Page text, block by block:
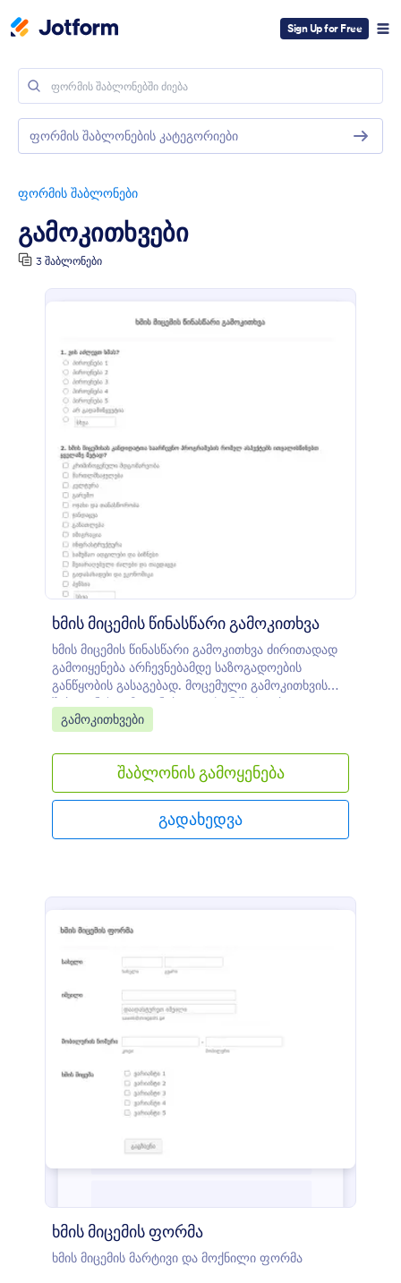
Sign Up for Free
ფორმის შაბლონები
გამოკითხვები
3 შაბლონები
ხმის მიცემის წინასწარი გამოკითხვა
ხმის მიცემის წინასწარი გამოკითხვა ძირითადად
გამოიყენება არჩევნებამდე საზოგადოების
განწყობის გასაგებად. მოცემული გამოკითხვის
შაბლონის გამოყენებით, თქვენ შეძლებთ გაიგოთ
ხალხის მოსაზრებები არა მხოლოდ პოლიტიკაზე,
თქვენ ასევე შეგიძლიათ გაფილტროთ მონაცემები
სხვადასხვა პარამეტრების მიხედვით.
Go to Category:
გამოკითხვები
შაბლონის გამოყენება
გადახედვა
ხმის მიცემის ფორმა
ხმის მიცემის მარტივი და მოქნილი ფორმა
ფორმის შაბლონების კატეგორიები